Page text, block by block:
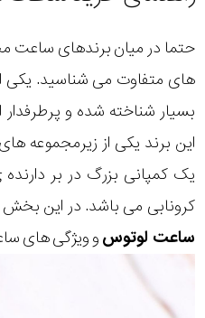
حتما در میان برندهای ساعت
های متفاوت می شناسید. یکی
بسیار شناخته شده و
این برند یکی از زیرمجموعه
یک کمپانی بزرگ در بر
کرونابی می باشد. در این
ساعت لوتوسو ویژگی های